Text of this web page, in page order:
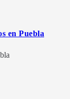
en Puebla